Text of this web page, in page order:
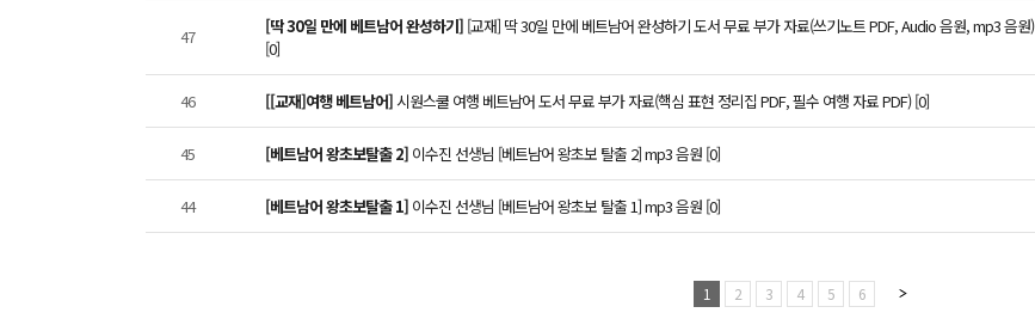
47 [딱 30일 만에 베트남어 완성하기] [교재] 딱 30일 만에 베트남어 완성하기 도서 무료 부가 자료(쓰기노트 PDF, Audio 음원, mp3 음원)
[0]
46 [[교재]여행 베트남어]시원스쿨 여행 베트남어 도서 무료 부가 자료(핵심 표현 정리집 PDF, 필수 여행 자료 PDF) [0]
45 [베트남어 왕초보탈출 2] 이수진 선생님 [베트남어 왕초보 탈출 2] mp3 음원 [0]
44 [베트남어 왕초보탈출 1] 이수진 선생님 [베트남어 왕초보 탈출 1] mp3 음원 [0]
1 2 3 4 5 6